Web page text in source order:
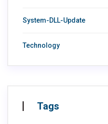
System-DLL-Update
Technology
Tags